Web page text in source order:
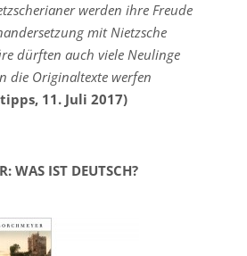
werden ihre Freude
mit Nietzsche
dürften auch viele Neulinge
die Originaltexte werfen
11. Juli 2017)
WAS IST DEUTSCH?